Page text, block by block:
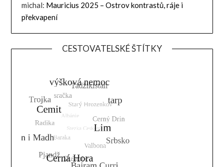
michal: Mauricius 2025 – Ostrov kontrastů, ráje i
překvapení
CESTOVATELSKÉ ŠTÍTKY